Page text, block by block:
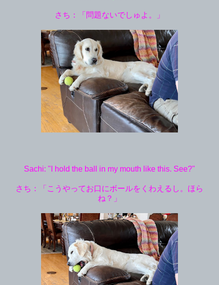
さち：「問題ないでしゅよ。」
Sachi: "I hold the ball in my mouth like this. See?"
さち：「こうやってお口にボールをくわえるし。ほら
ね？」